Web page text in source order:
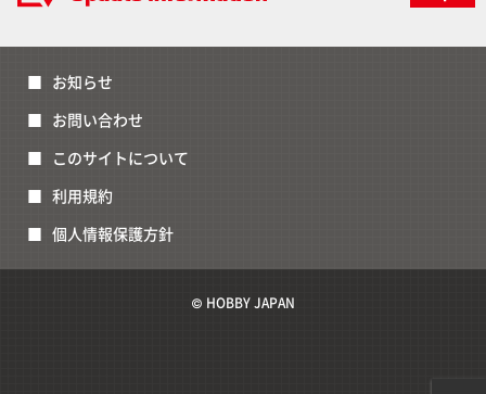
お知らせ
お問い合わせ
このサイトについて
利用規約
個人情報保護方針
© HOBBY JAPAN